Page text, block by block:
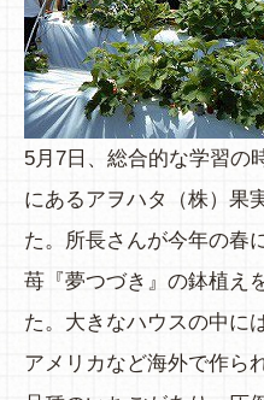
5月7日、総合的な学習の
にあるアヲハタ（株）果
た。所長さんが今年の春
苺『夢つづき』の鉢植え
た。大きなハウスの中に
アメリカなど海外で作ら